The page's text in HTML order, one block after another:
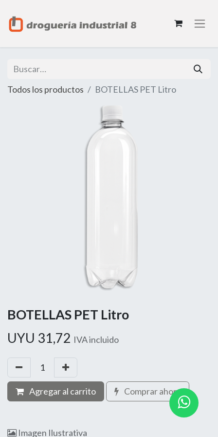
Todos los productos BOTELLAS PET Litro
BOTELLAS PET Litro
UYU 31,72 IVA incluido
Agregar al carrito Comprar ahora
Imagen Ilustrativa